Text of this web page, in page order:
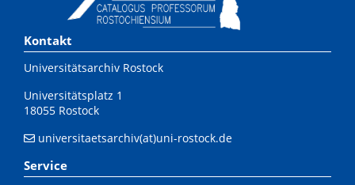
Kontakt
Universitätsarchiv Rostock
Universitätsplatz 1
18055 Rostock
universitaetsarchiv(at)uni-rostock.de
Service